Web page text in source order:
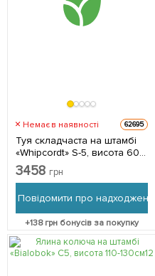
Немає в наявності 62695
Туя складчаста на штамбі
«Whipcordt» S-5, висота 60-
80см 1 саджанець в
упаковці
3458 грн
Повідомити про надходження
+138грн бонусів за покупку